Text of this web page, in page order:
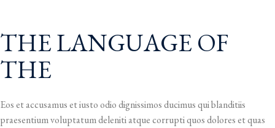
THE LANGUAGE OF
THE
Eos et accusamus et iusto odio dignissimos ducimus qui blanditiis
praesentium voluptatum deleniti atque corrupti quos dolores et quas